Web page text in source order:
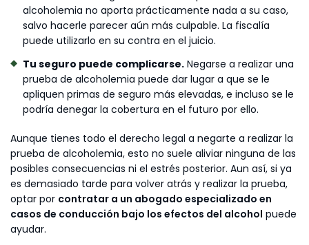
alcoholemia no aporta prácticamente nada a su caso,
salvo hacerle parecer aún más culpable. La fiscalía
puede utilizarlo en su contra en el juicio.
Tu seguro puede complicarse. Negarse a realizar una
prueba de alcoholemia puede dar lugar a que se le
apliquen primas de seguro más elevadas, e incluso se le
podría denegar la cobertura en el futuro por ello.
Aunque tienes todo el derecho legal a negarte a realizar la
prueba de alcoholemia, esto no suele aliviar ninguna de las
posibles consecuencias ni el estrés posterior. Aun así, si ya
es demasiado tarde para volver atrás y realizar la prueba,
optar por contratar a un abogado especializado en
casos de conducción bajo los efectos del alcohol puede
ayudar.